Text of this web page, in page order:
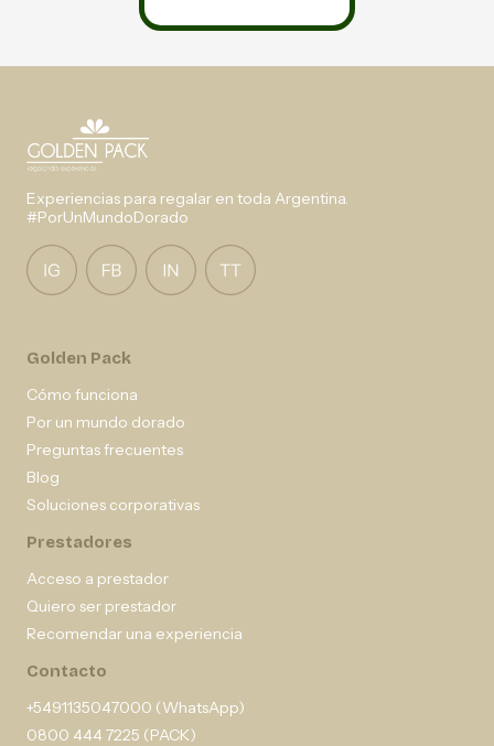
Experiencias para regalar en toda Argentina.
#PorUnMundoDorado
Golden Pack
Cómo funciona
Por un mundo dorado
Preguntas frecuentes
Blog
Soluciones corporativas
Prestadores
Acceso a prestador
Quiero ser prestador
Recomendar una experiencia
Contacto
+5491135047000 (WhatsApp)
0800 444 7225 (PACK)